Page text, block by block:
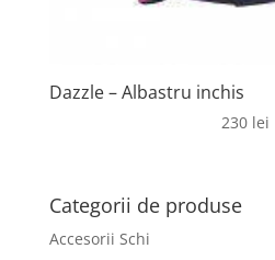
Dazzle – Albastru inchis
230 lei
Categorii de produse
Accesorii Schi